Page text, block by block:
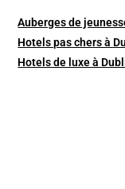
Auberges de
Hotels pas chers à
Hotels de luxe à